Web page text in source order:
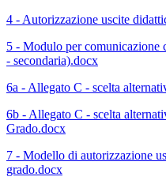
4 - Autorizzazione uscite
5 - Modulo per comunicazione
- secondaria).docx
6a - Allegato C - scelta
6b - Allegato C - scelta
Grado.docx
7 - Modello di autorizzazione
grado.docx